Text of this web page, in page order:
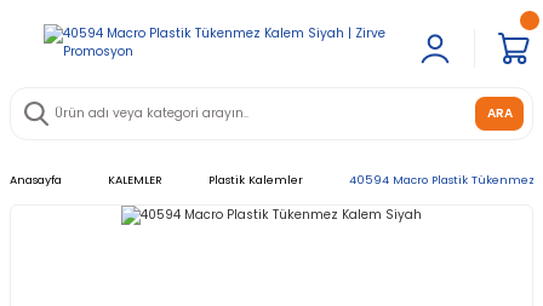
ARA
Anasayfa KALEMLER Plastik Kalemler 40594 Macro Plastik Tükenmez